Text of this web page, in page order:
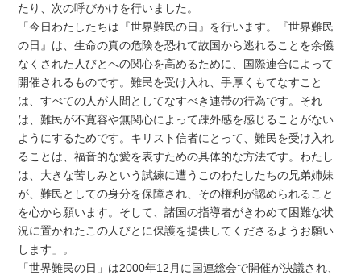
たり、次の呼びかけを行いました。
「今日わたしたちは『世界難民の日』を行います。『世界難民
の日』は、生命の真の危険を恐れて故国から逃れることを余儀
なくされた人びとへの関心を高めるために、国際連合によって
開催されるものです。難民を受け入れ、手厚くもてなすこと
は、すべての人が人間としてなすべき連帯の行為です。それ
は、難民が不寛容や無関心によって疎外感を感じることがない
ようにするためです。キリスト信者にとって、難民を受け入れ
ることは、福音的な愛を表すための具体的な方法です。わたし
は、大きな苦しみという試練に遭うこのわたしたちの兄弟姉妹
が、難民としての身分を保障され、その権利が認められること
を心から願います。そして、諸国の指導者がきわめて困難な状
況に置かれたこの人びとに保護を提供してくださるようお願い
します」。
「世界難民の日」は2000年12月に国連総会で開催が決議され、